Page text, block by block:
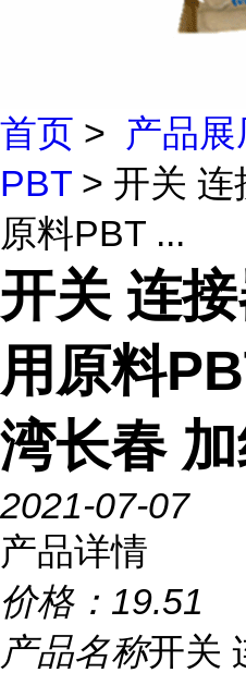
首页 > 产品展
PBT > 开关 连
原料PBT ...
开关 连
用原料
湾长春
2021-07-07
产品详情
价格： 19.51
产品名称开关